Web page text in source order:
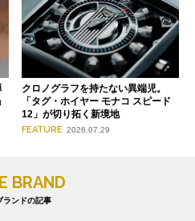
クロノグラフを持たない異端児。
「タグ・ホイヤー モナコ スピード
12」が切り拓く新境地
FEATURE 2026.07.29
BRAND
ランドの記事